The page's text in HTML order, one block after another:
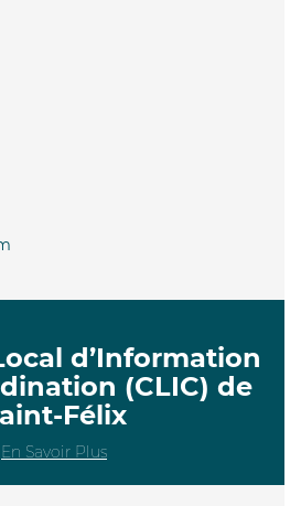
d’Information
(CLIC) de
Félix
En Savoir Plus